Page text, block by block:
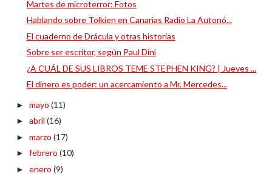
Martes de microterror: Fotos
Hablando sobre Tolkien en Canarias Radio La Autonó...
El cuaderno de Drácula y otras historias
Sobre ser escritor, según Paul Dini
¿A CUÁL DE SUS LIBROS TEME STEPHEN KING? | Jueves ...
El dinero es poder: un acercamiento a Mr. Mercedes...
► mayo (11)
► abril (16)
► marzo (17)
► febrero (10)
► enero (9)